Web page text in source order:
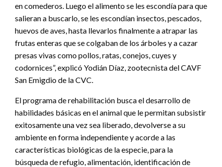
en comederos. Luego el alimento se les escondía para que
salieran a buscarlo, se les escondían insectos, pescados,
huevos de aves, hasta llevarlos finalmente a atrapar las
frutas enteras que se colgaban de los árboles y a cazar
presas vivas como pollos, ratas, conejos, cuyes y
codornices”, explicó Yodián Díaz, zootecnista del CAVF
San Emigdio de la CVC.
El programa de rehabilitación busca el desarrollo de
habilidades básicas en el animal que le permitan subsistir
exitosamente una vez sea liberado, devolverse a su
ambiente en forma independiente y acorde a las
características biológicas de la especie, para la
búsqueda de refugio, alimentación, identificación de